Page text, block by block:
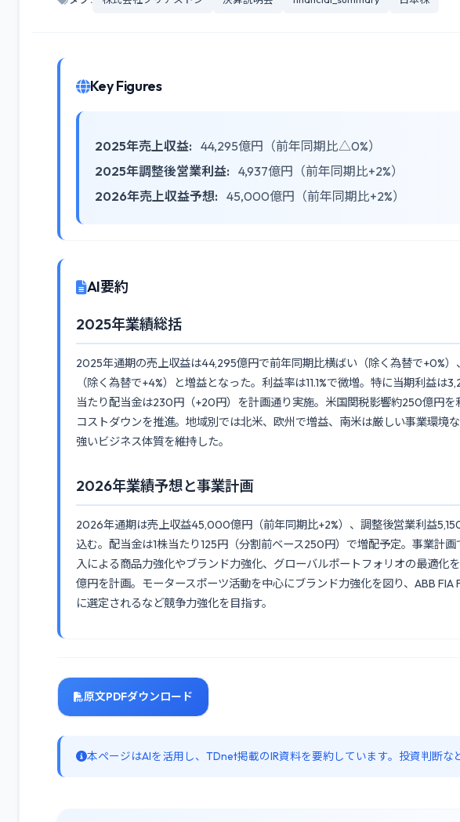
Key Figures
2025年売上収益: 44,295億円（前年同期比△0%）
2025年調整後営業利益: 4,937億円（前年同期比+2%）
2026年売上収益予想: 45,000億円（前年同期比+2%）
AI要約
2025年業績総括
2025年通期の売上収益は44,295億円で前年同期比横ばい（除く為替で+0%
（除く為替で+4%）と増益となった。利益率は11.1%で微増。特に当期利益は
当たり配当金は230円（+20円）を計画通り実施。米国関税影響約250億円
コストダウンを推進。地域別では北米、欧州で増益、南米は厳しい事業環境
強いビジネス体質を維持した。
2026年業績予想と事業計画
2026年通期は売上収益45,000億円（前年同期比+2%）、調整後営業利益
込む。配当金は1株当たり125円（分割前ベース250円）で増配予定。事業計
入による商品力強化やブランド力強化、グローバルポートフォリオの最適化
億円を計画。モータースポーツ活動を中心にブランド力強化を図り、ABB
に選定されるなど競争力強化を目指す。
原文PDFダウンロード
本ページはAIを活用し、TDnet掲載のIR資料を要約しています。投資判断な